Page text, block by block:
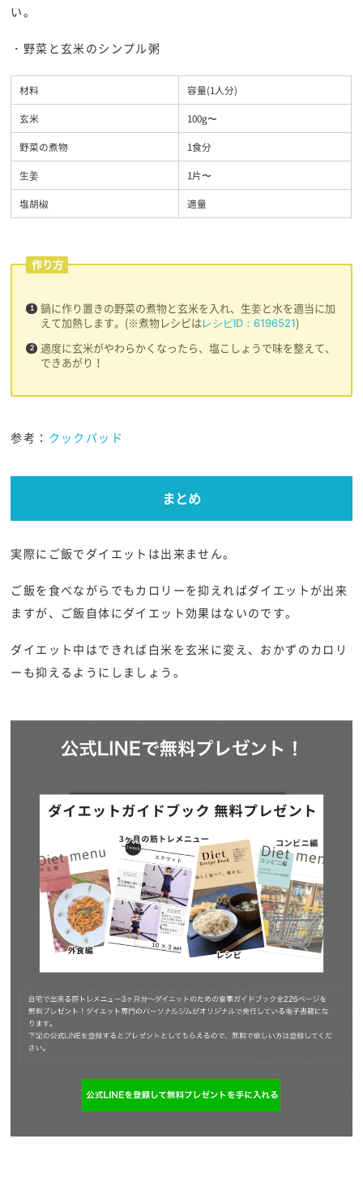
い。
・野菜と玄米のシンプル粥
材料
容量(1人分)
玄米
100g〜
野菜の煮物
1食分
生姜
1片〜
塩胡椒
適量
作り方
鍋に作り置きの野菜の煮物と玄米を入れ、生姜と水を適当に加
えて加熱します。(※煮物レシピはレシピID：6196521)
適度に玄米がやわらかくなったら、塩こしょうで味を整えて、
できあがり！
参考： クックパッド
まとめ
実際にご飯でダイエットは出来ません。
ご飯を食べながらでもカロリーを抑えればダイエットが出来
ますが、ご飯自体にダイエット効果はないのです。
ダイエット中はできれば白米を玄米に変え、おかずのカロリ
ーも抑えるようにしましょう。